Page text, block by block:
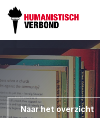
Naar het overzicht